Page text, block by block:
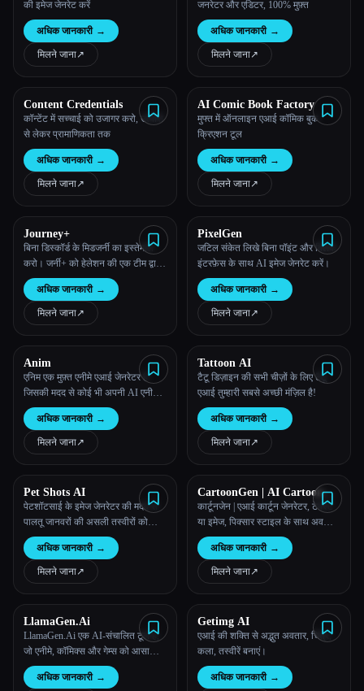
की इमेज जेनरेट करें
अधिक जानकारी →
मिलने जाना↗︎
जनरेटर और एडिटर, 100% मुफ़्त
अधिक जानकारी →
मिलने जाना↗︎
Content Credentials
कॉन्टेंट में सच्चाई को उजागर करो, उत्पत्ति
से लेकर प्रामाणिकता तक
अधिक जानकारी →
मिलने जाना↗︎
AI Comic Book Factory
मुफ्त में ऑनलाइन एआई कॉमिक बुक
क्रिएशन टूल
अधिक जानकारी →
मिलने जाना↗︎
Journey+
बिना डिस्कॉर्ड के मिडजर्नी का इस्तेमाल
करो। जर्नी+ को हेलेशन की एक टीम द्वारा
विकसित किया गया है, जो एक वेंचर
स्टूडियो है, जो डिज़ाइन-केंद्रित उत्पादों पर
ध्यान केंद्रित करता है।
अधिक जानकारी →
मिलने जाना↗︎
PixelGen
जटिल संकेत लिखे बिना पॉइंट और क्लिक
इंटरफ़ेस के साथ AI इमेज जेनरेट करें।
अधिक जानकारी →
मिलने जाना↗︎
Anim
एनिम एक मुफ़्त एनीमे एआई जेनरेटर है
जिसकी मदद से कोई भी अपनी AI एनीमे
आर्ट बना सकता है। हमारे AI टूल की
मदद से शानदार एनीमे आर्ट तैयार करना
आसान है।
अधिक जानकारी →
मिलने जाना↗︎
Tattoon AI
टैटू डिज़ाइन की सभी चीज़ों के लिए टैटू
एआई तुम्हारी सबसे अच्छी मंज़िल है!
अधिक जानकारी →
मिलने जाना↗︎
Pet Shots AI
पेटशॉटसाई के इमेज जेनरेटर की मदद से
पालतू जानवरों की असली तस्वीरों को
जादुई दृश्यों में बदलें
अधिक जानकारी →
मिलने जाना↗︎
CartoonGen | AI Cartoon
Generator
कार्टूनजेन | एआई कार्टून जेनरेटर, टेक्स्ट
या इमेज, पिक्सार स्टाइल के साथ अवतार
के लिए एआई कार्टून जनरेशन बनाता है।
अधिक जानकारी →
मिलने जाना↗︎
LlamaGen.Ai
LlamaGen.Ai एक AI-संचालित टूल है,
जो एनीमे, कॉमिक्स और गेम्स को आसानी से
बनाने का काम करता है। यह आकर्षक
कॉमिक सीन, लुभावना कॉमिक्स बनाने के
अधिक जानकारी →
Getimg AI
एआई की शक्ति से अद्भुत अवतार, चित्र,
कला, तस्वीरें बनाएं।
अधिक जानकारी →